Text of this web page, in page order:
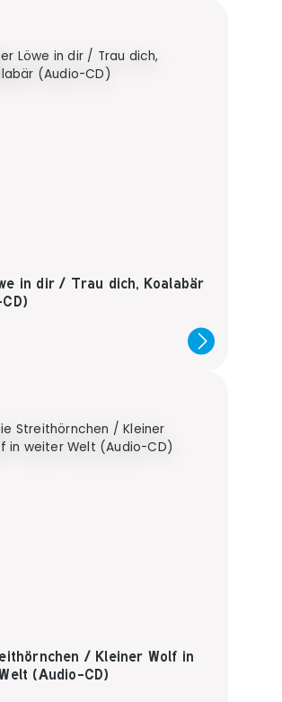
in dir / Trau dich, Koalabär
price:
/ Kleiner Wolf in
(Audio-CD)
price: